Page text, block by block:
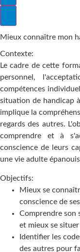
Mieux connaître mon
Contexte:
Le cadre de cette
personnel,
compétences
situation de handicap
implique la
regards des autres.
comprendre et à
conscience de leurs
une vie adulte
Objectifs:
Mieux se
conscience de
Comprendre son
et mieux se
Identifier les
des autres pour